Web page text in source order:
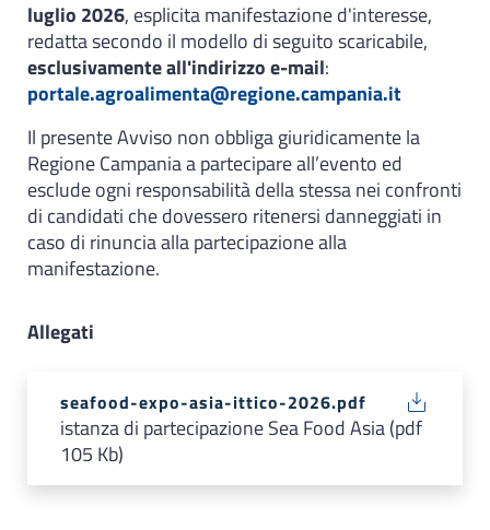
luglio 2026, esplicita manifestazione d'interesse,
redatta secondo il modello di seguito scaricabile,
esclusivamente all'indirizzo e-mail:
portale.agroalimenta@regione.campania.it
Il presente Avviso non obbliga giuridicamente la
Regione Campania a partecipare all’evento ed
esclude ogni responsabilità della stessa nei confronti
di candidati che dovessero ritenersi danneggiati in
caso di rinuncia alla partecipazione alla
manifestazione.
Allegati
seafood-expo-asia-ittico-2026.pdf
istanza di partecipazione Sea Food Asia (pdf
105 Kb)